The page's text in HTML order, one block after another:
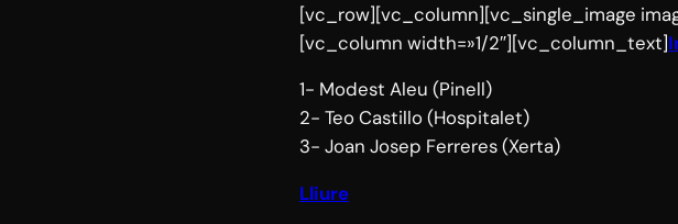
[vc_row][vc_column][vc_single_image
[vc_column width=»1/2″][vc_column_text]
1- Modest Aleu (Pinell)
2- Teo Castillo (Hospitalet)
3- Joan Josep Ferreres (Xerta)
Lliure